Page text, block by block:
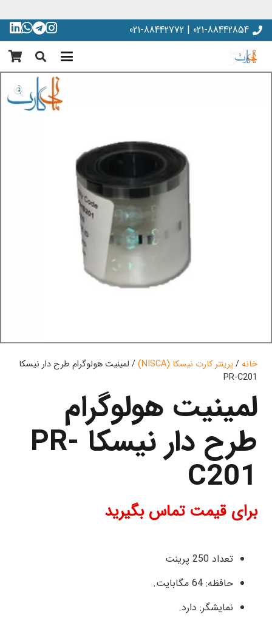
021-88442854 | 021-88442772
خانه/پرینتر کارت نیسکا (NISCA)
/ لمینیت هولوگرام طرح دار نیسکا
PR-C201
لمینیت هولوگرام
طرح دار نیسکا PR-
C201
برای قیمت تماس بگیرید
تعداد 250 پرینت
حافظه: 64 مگابایت.
نمایشگر: دارد.